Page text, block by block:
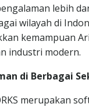
lebih
wilayah di
kemampuan
industri modern.
di Berbagai
merupakan